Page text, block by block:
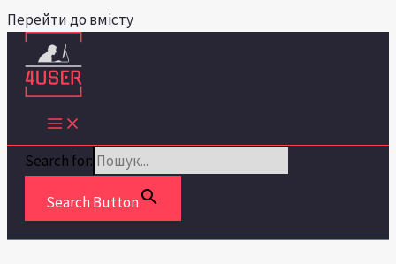
Перейти до вмісту
Search for:
Search Button